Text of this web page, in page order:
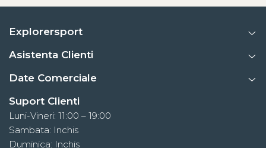
Explorersport
Asistenta Clienti
Date Comerciale
Suport Clienti
Luni-Vineri: 11:00 – 19:00
Sambata: Inchis
Duminica: Inchis